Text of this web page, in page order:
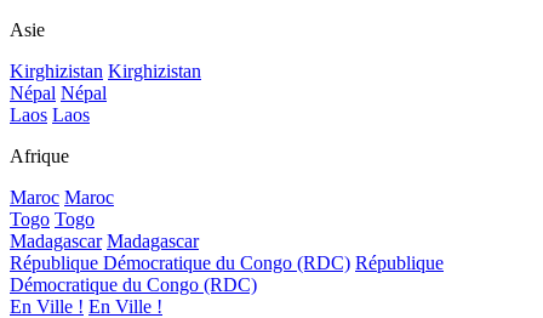
Asie
Kirghizistan Kirghizistan
Népal Népal
Laos Laos
Afrique
Maroc Maroc
Togo Togo
Madagascar Madagascar
République Démocratique du Congo (RDC) République
Démocratique du Congo (RDC)
En Ville ! En Ville !